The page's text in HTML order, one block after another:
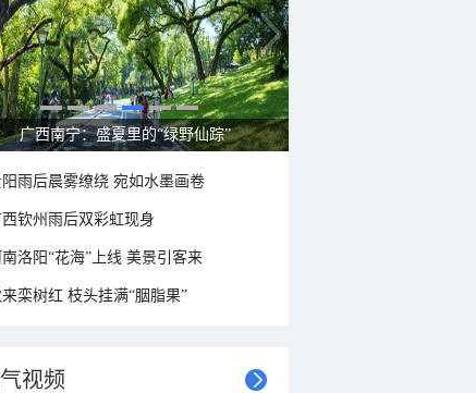
广西南宁：盛夏里的“绿野仙踪”
雨后晨雾缭绕 宛如水墨画卷
西钦州雨后双彩虹现身
洛阳“花海”上线 美景引客来
栾树红 枝头挂满“胭脂果”
视频